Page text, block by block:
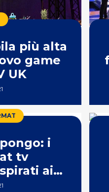
più alta
game
UK
i
tv
ai